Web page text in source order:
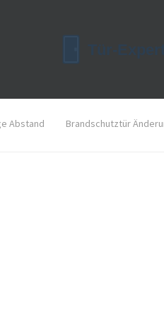
Abstand Brandschutztür